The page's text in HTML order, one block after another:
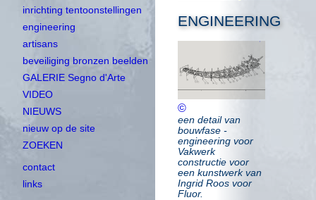
inrichting tentoonstellingen
engineering
artisans
beveiliging bronzen beelden
GALERIE Segno d'Arte
VIDEO
NIEUWS
nieuw op de site
ZOEKEN
contact
links
ENGINEERING
©
een detail van
bouwfase -
engineering voor
Vakwerk
constructie voor
een kunstwerk van
Ingrid Roos voor
Fluor.